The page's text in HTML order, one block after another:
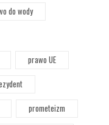
do wody
prawo UE
prometeizm